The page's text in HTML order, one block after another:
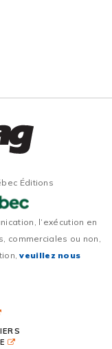
Éditions
l’exécution en
commerciales ou non,
veuillez nous